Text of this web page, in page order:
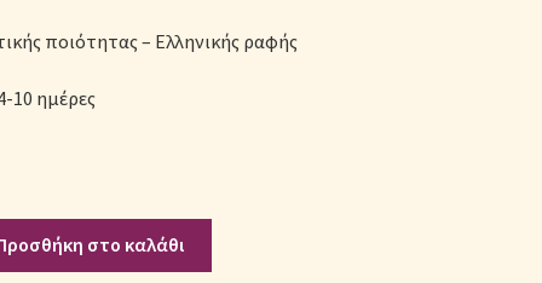
ποιότητας – Ελληνικής ραφής
10 ημέρες
στο καλάθι